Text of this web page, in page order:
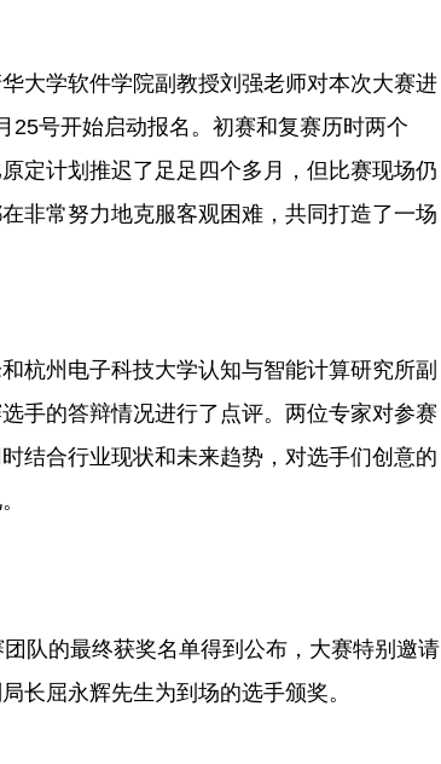
大学软件学院副教授刘强老师对本次大赛进
25号开始启动报名。初赛和复赛历时两个
定计划推迟了足足四个多月，但比赛现场仍
非常努力地克服客观困难，共同打造了一场
杭州电子科技大学认知与智能计算研究所副
手的答辩情况进行了点评。两位专家对参赛
结合行业现状和未来趋势，对选手们创意的
队的最终获奖名单得到公布，大赛特别邀请
长屈永辉先生为到场的选手颁奖。